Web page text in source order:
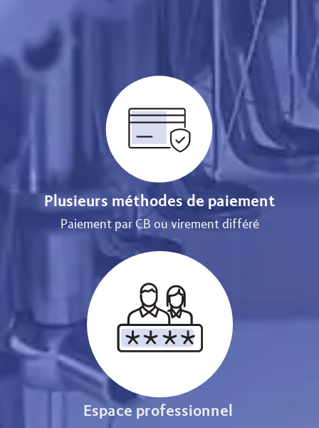
Plusieurs méthodes de paiement
Paiement par CB ou virement différé
Espace professionnel